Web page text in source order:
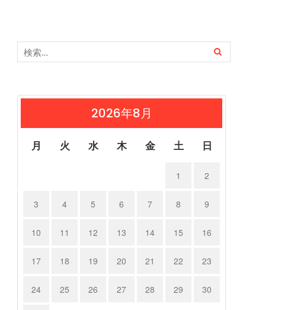
2026年8月
月 火 水 木 金 土 日
1 2
3 4 5 6 7 8 9
10 11 12 13 14 15 16
17 18 19 20 21 22 23
24 25 26 27 28 29 30